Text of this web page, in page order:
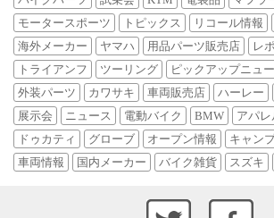
モータースポーツ
トピックス リコール情報
海外メーカー
ヤマハ 用品パーツ販売店 レ
トライアンフ
ツーリング ピックアップニュ
外装パーツ
カワサキ 車両販売店 ハーレー
展示会
ニュース 電動バイク BMW アパレ
ドゥカティ
グローブ オープン情報
キャン
車両情報
国内メーカー バイク雑貨 スズキ